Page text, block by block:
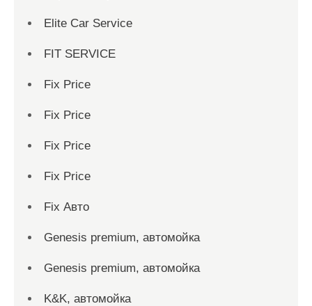
Elite Car Service
FIT SERVICE
Fix Price
Fix Price
Fix Price
Fix Price
Fix Авто
Genesis premium, автомойка
Genesis premium, автомойка
K&K, автомойка